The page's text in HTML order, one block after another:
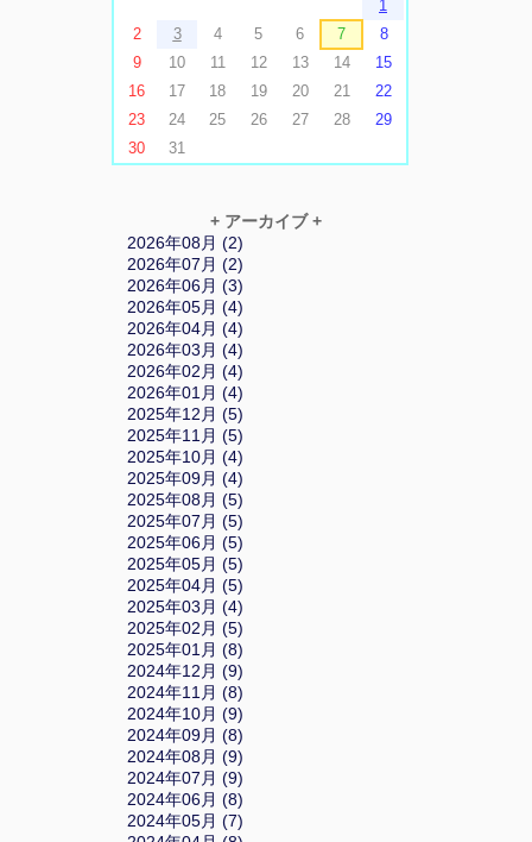
1
2
3 4 5 6 7
8
9
10 11 12 13 14
15
16
17 18 19 20 21
22
23
24 25 26 27 28
29
30
31
+ アーカイブ +
2026年08月 (2)
2026年07月 (2)
2026年06月 (3)
2026年05月 (4)
2026年04月 (4)
2026年03月 (4)
2026年02月 (4)
2026年01月 (4)
2025年12月 (5)
2025年11月 (5)
2025年10月 (4)
2025年09月 (4)
2025年08月 (5)
2025年07月 (5)
2025年06月 (5)
2025年05月 (5)
2025年04月 (5)
2025年03月 (4)
2025年02月 (5)
2025年01月 (8)
2024年12月 (9)
2024年11月 (8)
2024年10月 (9)
2024年09月 (8)
2024年08月 (9)
2024年07月 (9)
2024年06月 (8)
2024年05月 (7)